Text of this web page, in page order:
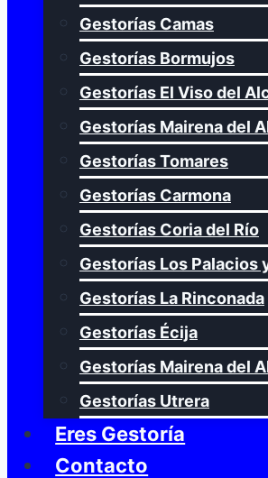
Gestorías Camas
Gestorías Bormujos
Gestorías El Viso del
Gestorías Mairena del
Gestorías Tomares
Gestorías Carmona
Gestorías Coria del Río
Gestorías Los Palacios
Gestorías La Rinconada
Gestorías Écija
Gestorías Mairena del
Gestorías Utrera
Eres Gestoría
Contacto